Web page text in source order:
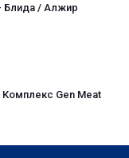
Блида / Алжир
Gen Meat